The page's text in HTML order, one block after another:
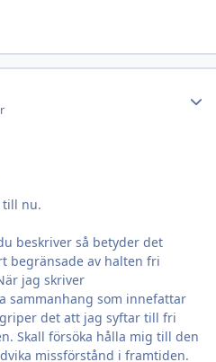
till nu.
beskriver så betyder det
begränsade av halten fri
jag skriver
sammanhang som innefattar
det att jag syftar till fri
Skall försöka hålla mig till den
missförstånd i framtiden.